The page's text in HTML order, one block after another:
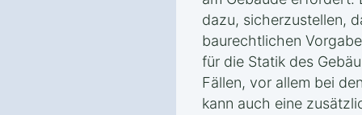
dazu, sicherzustellen,
baurechtlichen
für die Statik des
Fällen, vor allem bei
kann auch eine